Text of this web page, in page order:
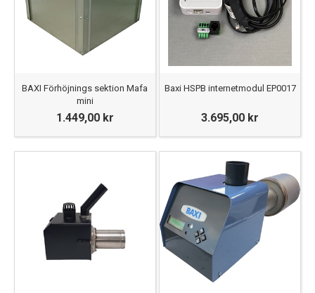
BAXI Förhöjnings sektion Mafa
mini
1.449,00 kr
Baxi HSPB internetmodul EP0017
3.695,00 kr